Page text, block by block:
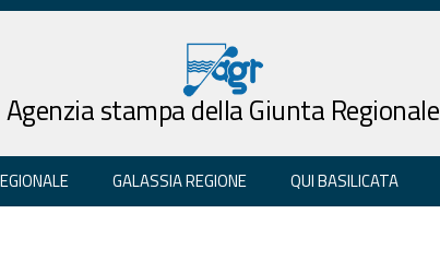
Agenzia stampa della Giunta Regionale
GALASSIA REGIONE QUI BASILICATA